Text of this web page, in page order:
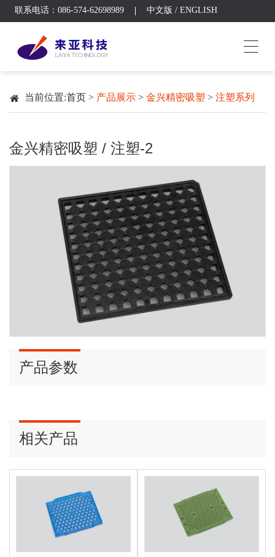
联系电话：086-574-62698989 中文版 / ENGLISH
当前位置:首页 > 产品展示 > 金兴精密吸塑 > 注塑系列
金兴精密吸塑 / 注塑-2
产品参数
相关产品